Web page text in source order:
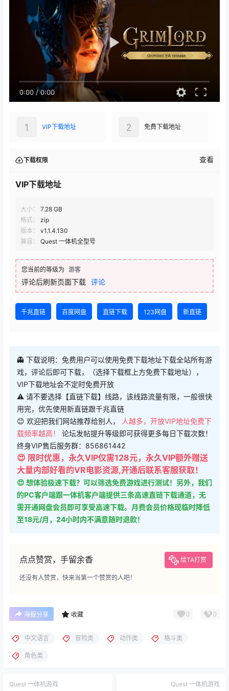
0:00 /0:00
VIP下载地址
1 免费下载地址
2
下载权限 查看
VIP下载地址
大小：
7.28 GB
格式：
zip
版本：
v1.1.4.130
兼容：
Quest 一体机全型号
您当前的等级为 游客
评论后刷新页面下载 评论
千兆直链 百度网盘 直链下载 123网盘 新直链
👻 下载说明：免费用户可以使用免费下载地址下载全站所有游
戏，评论后即可下载，（选择下载框上方免费下载地址），
VIP下载地址会不定时免费开放
⚠ 请不要选择【直链下载】线路，该线路流量有限，一般很快
用完，优先使用新直链跟千兆直链
😊 欢迎把我们网站推荐给别人， 人越多，开放VIP地址免费下
载频率越高！ 论坛发帖提升等级即可获得更多每日下载次数！
终身VIP售后服务群：856861442
😍 限时优惠，永久VIP仅需128元，永久VIP额外赠送
大量内部好看的VR电影资源,开通后联系客服获取！
😍 想体验极速下载？可以筛选免费游戏进行测试！另外，我们
的PC客户端跟一体机客户端提供三条高速直链下载通道，无
需开通网盘会员即可享受高速下载。月费会员价格现临时降低
至18元/月，24小时内不满意随时退款！
点点赞赏，手留余香 给TA打赏
还没有人赞赏，快来当第一个赞赏的人吧！
海报分享 收藏 0 0
中文语言 冒险类 动作类 格斗类
角色类
Quest 一体机游戏 Quest 一体机游戏